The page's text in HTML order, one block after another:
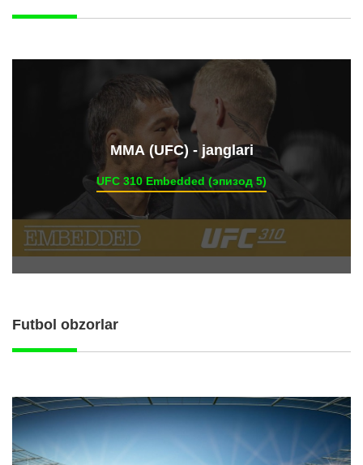
ММА (UFC) - janglari
UFC 310 Embedded (эпизод 5)
Futbol obzorlar